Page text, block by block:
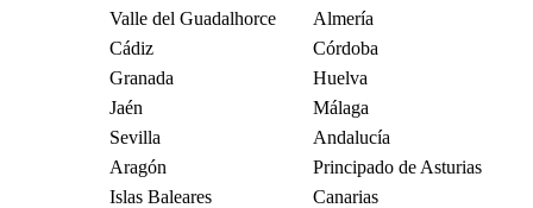
Valle del Guadalhorce
Almería
Cádiz
Córdoba
Granada
Huelva
Jaén
Málaga
Sevilla
Andalucía
Aragón
Principado de Asturias
Islas Baleares
Canarias